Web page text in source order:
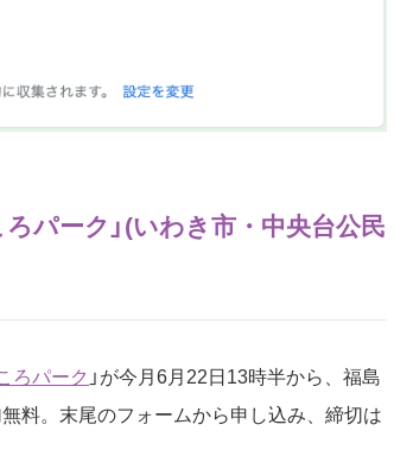
パーク」(いわき市・中央台公民
ろパーク 」が今月6月22日13時半から、福島
料。末尾のフォームから申し込み、締切は